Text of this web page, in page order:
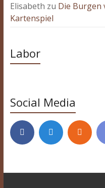
Elisabeth zu Die Burgen
Kartenspiel
Labor
Social Media